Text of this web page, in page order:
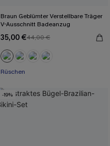
Braun Geblümter Verstellbare Träger
V-Ausschnitt Badeanzug
35,00 €44,00 €
Rüschen
-19%